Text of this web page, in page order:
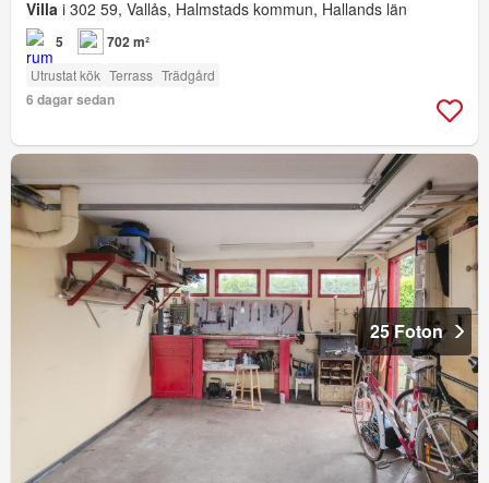
Villa i 302 59, Vallås, Halmstads kommun, Hallands län
5 702 m²
Utrustat kök Terrass Trädgård
6 dagar sedan
25 Foton